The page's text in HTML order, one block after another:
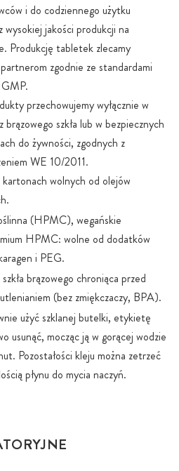
i do codziennego użytku
wysokiej jakości produkcji na
Produkcję tabletek zlecamy
zgodnie ze standardami
przechowujemy wyłącznie w
brązowego szkła lub w bezpiecznych
do żywności, zgodnych z
WE 10/2011.
kartonach wolnych od olejów
(HPMC), wegańskie
HPMC: wolne od dodatków
i PEG.
brązowego chroniąca przed
(bez zmiękczaczy, BPA).
użyć szklanej butelki, etykietę
usunąć, mocząc ją w gorącej wodzie
Pozostałości kleju można zetrzeć
płynu do mycia naczyń.